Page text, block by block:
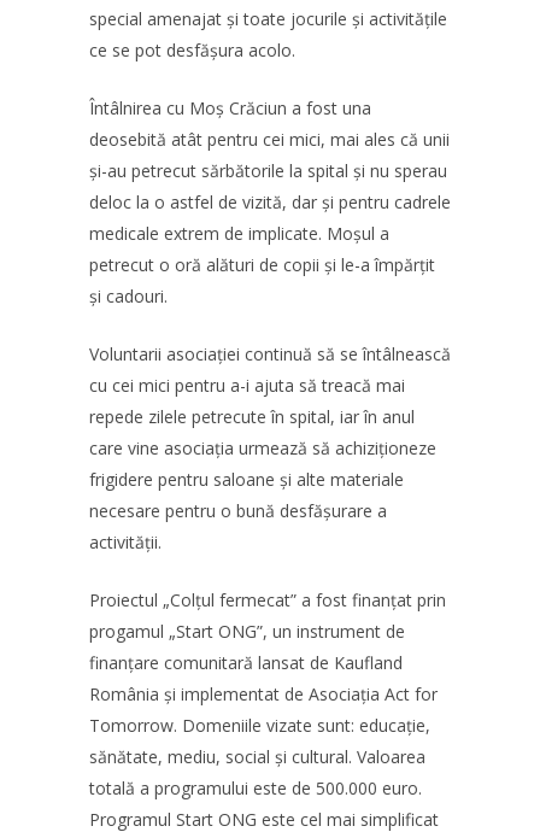
special amenajat și toate jocurile și activitățile
ce se pot desfășura acolo.
Întâlnirea cu Moș Crăciun a fost una
deosebită atât pentru cei mici, mai ales că unii
și-au petrecut sărbătorile la spital și nu sperau
deloc la o astfel de vizită, dar și pentru cadrele
medicale extrem de implicate. Moșul a
petrecut o oră alături de copii și le-a împărțit
și cadouri.
Voluntarii asociației continuă să se întâlnească
cu cei mici pentru a-i ajuta să treacă mai
repede zilele petrecute în spital, iar în anul
care vine asociația urmează să achiziționeze
frigidere pentru saloane și alte materiale
necesare pentru o bună desfășurare a
activității.
Proiectul „Colțul fermecat” a fost finanțat prin
progamul „Start ONG”, un instrument de
finanțare comunitară lansat de Kaufland
România și implementat de Asociația Act for
Tomorrow. Domeniile vizate sunt: educație,
sănătate, mediu, social și cultural. Valoarea
totală a programului este de 500.000 euro.
Programul Start ONG este cel mai simplificat